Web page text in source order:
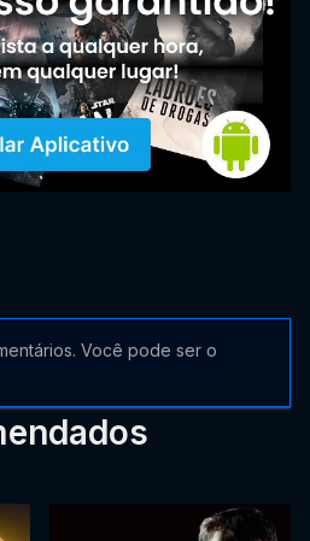
Você pode ser o